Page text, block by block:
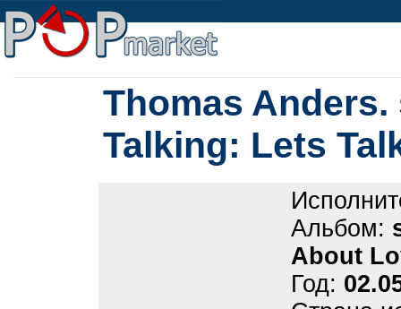
Thomas
Talking: Lets
Альбом:
About
Год: